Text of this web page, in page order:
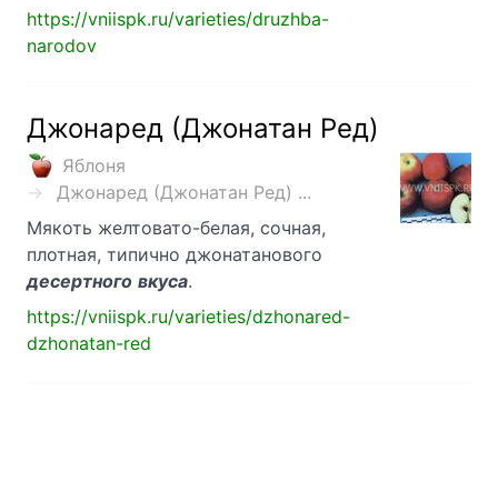
https://vniispk.ru/varieties/druzhba-
narodov
Джонаред (Джонатан Ред)
Яблоня
Джонаред (Джонатан Ред) ...
Мякоть желтовато-белая, сочная,
плотная, типично джонатанового
десертного вкуса.
https://vniispk.ru/varieties/dzhonared-
dzhonatan-red